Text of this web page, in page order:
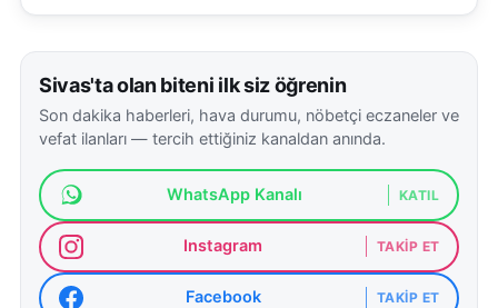
Sivas'ta olan biteni ilk siz öğrenin
Son dakika haberleri, hava durumu, nöbetçi eczaneler ve
vefat ilanları — tercih ettiğiniz kanaldan anında.
WhatsApp Kanalı KATIL
Instagram TAKIP ET
Facebook TAKIP ET